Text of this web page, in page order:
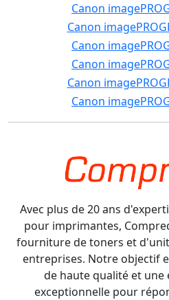
Canon
Canon
Canon
Canon
Canon
Canon
Avec plus de 20 ans
pour imprimantes,
fourniture de toners et
entreprises. Notre objectif
de haute qualité et une
exceptionnelle pour